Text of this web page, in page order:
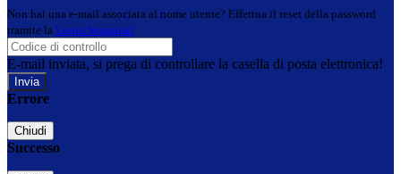
Non hai una e-mail associata al nome utente? Effettua il reset della password
tramite la Login Spaggiari
E-mail inviata, si prega di controllare la casella di posta elettronica!
Errore
Chiudi
Successo